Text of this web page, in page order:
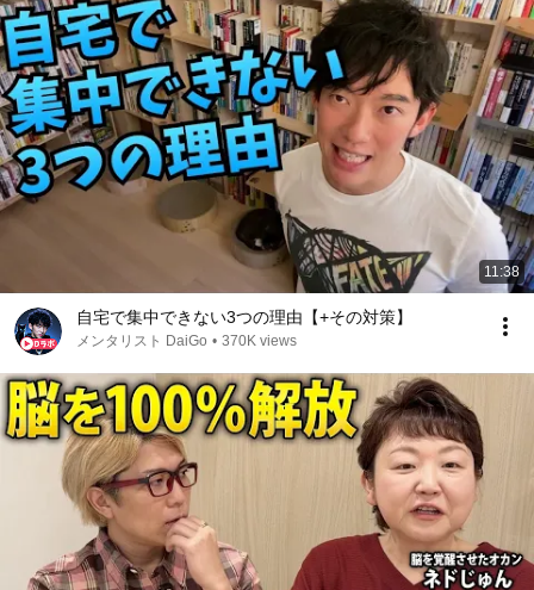
11:38
自宅で集中できない3つの理由【+その対策】
メンタリスト DaiGo • 370K views